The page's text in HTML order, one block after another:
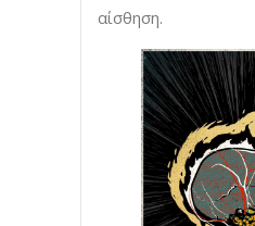
αίσθηση.